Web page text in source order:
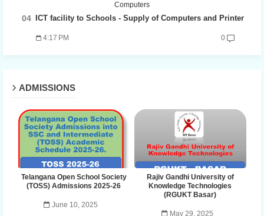
Computers
ICT facility to Schools - Supply of Computers and Printer
4:17 PM 0
ADMISSIONS
Telangana Open School Society
(TOSS) Admissions 2025-26
June 10, 2025
Rajiv Gandhi University of
Knowledge Technologies
(RGUKT Basar)
May 29, 2025